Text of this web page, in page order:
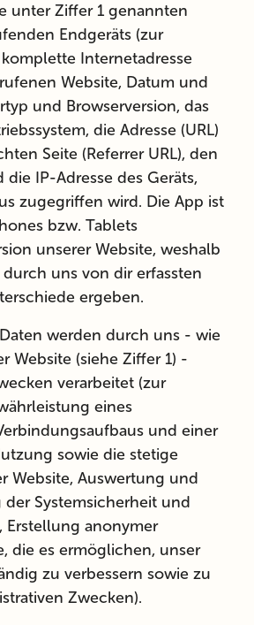
unter Ziffer 1 genannten
Endgeräts (zur
Internetadresse
Website, Datum und
und Browserversion, das
die Adresse (URL)
Seite (Referrer URL), den
IP-Adresse des Geräts,
zugegriffen wird. Die App ist
bzw. Tablets
unserer Website, weshalb
uns von dir erfassten
ergeben.
werden durch uns - wie
Website (siehe Ziffer 1) -
verarbeitet (zur
eines
und einer
sowie die stetige
Website, Auswertung und
Systemsicherheit und
Erstellung anonymer
die es ermöglichen, unser
zu verbessern sowie zu
Zwecken).